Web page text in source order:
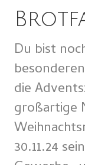
Du bist
die
großartige
30.11.24